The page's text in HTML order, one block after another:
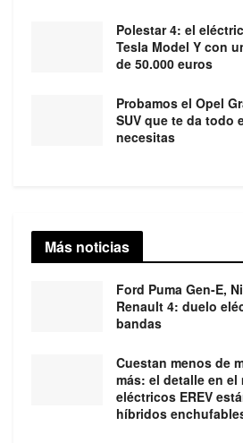
Polestar 4: el
Tesla Model Y con
de 50.000 euros
Probamos el Opel
SUV que te da todo
necesitas
Más noticias
Ford Puma Gen-E,
Renault 4: duelo
bandas
Cuestan menos de
más: el detalle en
eléctricos EREV
híbridos